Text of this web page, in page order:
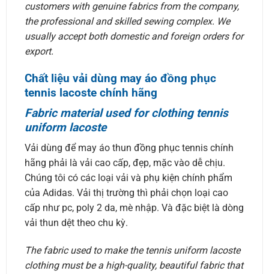
customers with genuine fabrics from the company,
the professional and skilled sewing complex. We
usually accept both domestic and foreign orders for
export.
Chất liệu vải dùng may áo đồng phục
tennis lacoste chính hãng
Fabric material used for clothing tennis
uniform lacoste
Vải dùng để may áo thun đồng phục tennis chính
hãng phải là vải cao cấp, đẹp, mặc vào dễ chịu.
Chúng tôi có các loại vải và phụ kiện chính phẩm
của Adidas. Vải thị trường thì phải chọn loại cao
cấp như pc, poly 2 da, mè nhập. Và đặc biệt là dòng
vải thun dệt theo chu kỳ.
The fabric used to make the tennis uniform lacoste
clothing must be a high-quality, beautiful fabric that